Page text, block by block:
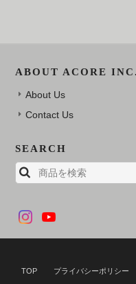
ABOUT ACORE INC.
About Us
Contact Us
SEARCH
TOP プライバシーポリシー